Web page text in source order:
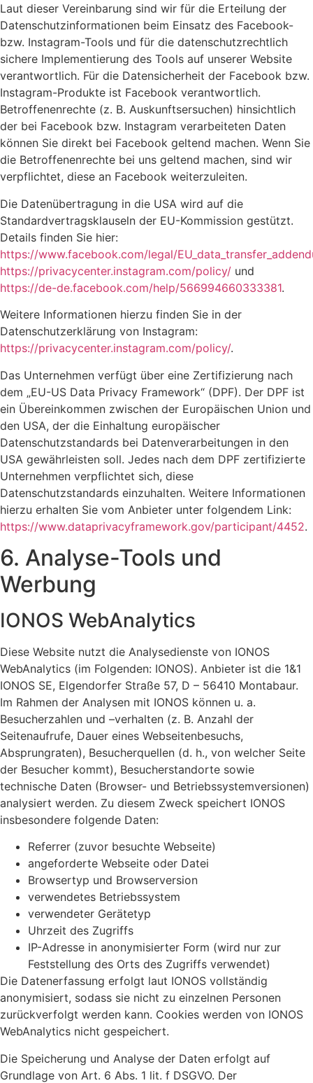
Laut dieser Vereinbarung sind wir für die Erteilung der
Datenschutzinformationen beim Einsatz des Facebook-
bzw. Instagram-Tools und für die datenschutzrechtlich
sichere Implementierung des Tools auf unserer Website
verantwortlich. Für die Datensicherheit der Facebook bzw.
Instagram-Produkte ist Facebook verantwortlich.
Betroffenenrechte (z. B. Auskunftsersuchen) hinsichtlich
der bei Facebook bzw. Instagram verarbeiteten Daten
können Sie direkt bei Facebook geltend machen. Wenn Sie
die Betroffenenrechte bei uns geltend machen, sind wir
verpflichtet, diese an Facebook weiterzuleiten.
Die Datenübertragung in die USA wird auf die
Standardvertragsklauseln der EU-Kommission gestützt.
Details finden Sie hier:
https://www.facebook.com/legal/
https://privacycenter.instagram.com/policy/ und
https://de-de.facebook.com/help/566994660333381.
Weitere Informationen hierzu finden Sie in der
Datenschutzerklärung von Instagram:
https://privacycenter.instagram.com/policy/.
Das Unternehmen verfügt über eine Zertifizierung nach
dem „EU-US Data Privacy Framework“ (DPF). Der DPF ist
ein Übereinkommen zwischen der Europäischen Union und
den USA, der die Einhaltung europäischer
Datenschutzstandards bei Datenverarbeitungen in den
USA gewährleisten soll. Jedes nach dem DPF zertifizierte
Unternehmen verpflichtet sich, diese
Datenschutzstandards einzuhalten. Weitere Informationen
hierzu erhalten Sie vom Anbieter unter folgendem Link:
https://www.dataprivacyframework.gov/participant/4452.
6. Analyse-Tools und
Werbung
IONOS WebAnalytics
Diese Website nutzt die Analysedienste von IONOS
WebAnalytics (im Folgenden: IONOS). Anbieter ist die 1&1
IONOS SE, Elgendorfer Straße 57, D – 56410 Montabaur.
Im Rahmen der Analysen mit IONOS können u. a.
Besucherzahlen und –verhalten (z. B. Anzahl der
Seitenaufrufe, Dauer eines Webseitenbesuchs,
Absprungraten), Besucherquellen (d. h., von welcher Seite
der Besucher kommt), Besucherstandorte sowie
technische Daten (Browser- und Betriebssystemversionen)
analysiert werden. Zu diesem Zweck speichert IONOS
insbesondere folgende Daten:
Referrer (zuvor besuchte Webseite)
angeforderte Webseite oder Datei
Browsertyp und Browserversion
verwendetes Betriebssystem
verwendeter Gerätetyp
Uhrzeit des Zugriffs
IP-Adresse in anonymisierter Form (wird nur zur
Feststellung des Orts des Zugriffs verwendet)
Die Datenerfassung erfolgt laut IONOS vollständig
anonymisiert, sodass sie nicht zu einzelnen Personen
zurückverfolgt werden kann. Cookies werden von IONOS
WebAnalytics nicht gespeichert.
Die Speicherung und Analyse der Daten erfolgt auf
Grundlage von Art. 6 Abs. 1 lit. f DSGVO. Der